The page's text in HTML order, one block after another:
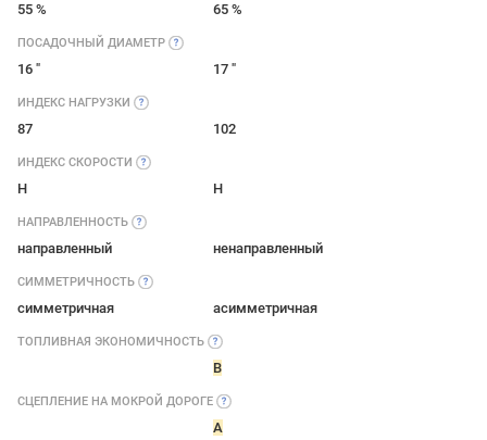
55 % 65 %
ПОСАДОЧНЫЙ ДИАМЕТР
16 " 17 "
ИНДЕКС НАГРУЗКИ
87 102
ИНДЕКС СКОРОСТИ
H H
НАПРАВЛЕННОСТЬ
направленный ненаправленный
СИММЕТРИЧНОСТЬ
симметричная асимметричная
ТОПЛИВНАЯ ЭКОНОМИЧНОСТЬ
B
СЦЕПЛЕНИЕ НА МОКРОЙ ДОРОГЕ
A